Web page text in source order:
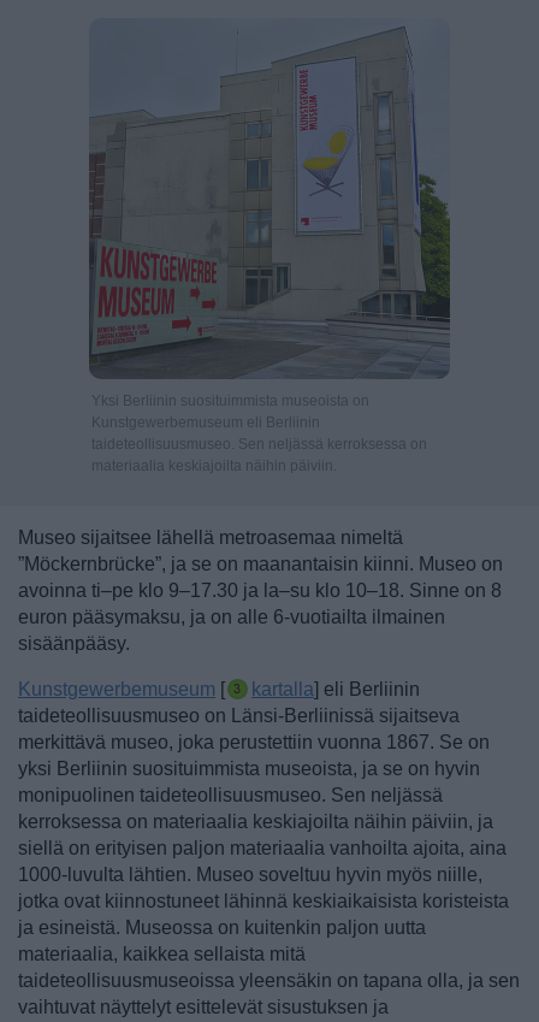
Yksi Berliinin suosituimmista museoista on
Kunstgewerbemuseum eli Berliinin
taideteollisuusmuseo. Sen neljässä kerroksessa on
materiaalia keskiajoilta näihin päiviin.
Museo sijaitsee lähellä metroasemaa nimeltä
”Möckernbrücke”, ja se on maanantaisin kiinni. Museo on
avoinna ti–pe klo 9–17.30 ja la–su klo 10–18. Sinne on 8
euron pääsymaksu, ja on alle 6-vuotiailta ilmainen
sisäänpääsy.
Kunstgewerbemuseum [ kartalla] eli Berliinin
taideteollisuusmuseo on Länsi-Berliinissä sijaitseva
merkittävä museo, joka perustettiin vuonna 1867. Se on
yksi Berliinin suosituimmista museoista, ja se on hyvin
monipuolinen taideteollisuusmuseo. Sen neljässä
kerroksessa on materiaalia keskiajoilta näihin päiviin, ja
siellä on erityisen paljon materiaalia vanhoilta ajoita, aina
1000-luvulta lähtien. Museo soveltuu hyvin myös niille,
jotka ovat kiinnostuneet lähinnä keskiaikaisista koristeista
ja esineistä. Museossa on kuitenkin paljon uutta
materiaalia, kaikkea sellaista mitä
taideteollisuusmuseoissa yleensäkin on tapana olla, ja sen
vaihtuvat näyttelyt esittelevät sisustuksen ja